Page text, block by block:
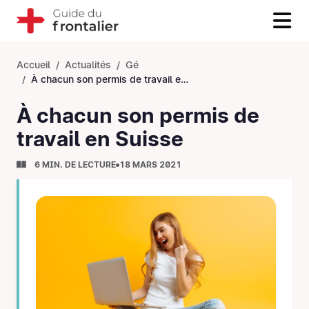
Accueil Actualités
Gé
À chacun son permis de travail en Suisse
À chacun son permis de
travail en Suisse
6 MIN. DE LECTURE 18 MARS 2021